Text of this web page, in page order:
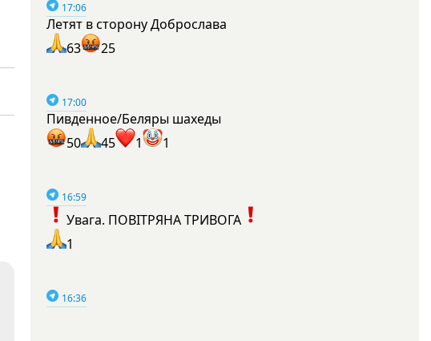
17:06
Летят в сторону Доброслава
63
25
17:00
Пивденное/Беляры шахеды
50
45 1 1
16:59
Увага. ПОВІТРЯНА ТРИВОГА
1
16:36